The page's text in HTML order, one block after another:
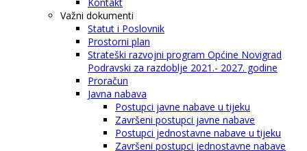
Važni dokumenti
Statut i Poslovnik
Prostorni plan
Strateški razvojni program Općine Novigrad
Podravski za razdoblje 2021.- 2027. godine
Proračun
Javna nabava
Postupci javne nabave u tijeku
Završeni postupci javne nabave
Postupci jednostavne nabave u tijeku
Završeni postupci jednostavne nabave